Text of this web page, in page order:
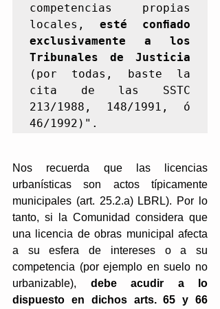
competencias propias
locales, esté conﬁado
exclusivamente a los
(por todas, baste la
cita de las SSTC
213/1988, 148/1991, ó
46/1992)".
Nos recuerda que las licencias
urbanísticas son actos típicamente
municipales (art. 25.2.a) LBRL). Por lo
tanto, si la Comunidad considera que
una licencia de obras municipal afecta
a su esfera de intereses o a su
competencia (por ejemplo en suelo no
urbanizable), debe acudir a lo
dispuesto en dichos arts. 65 y 66